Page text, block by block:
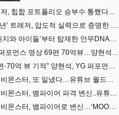
트레저, 힙합 포트폴리오 승부수 통했다…데뷔 6주년 새 도약
‘6주년’ 트레저, 압도적 실력으로 증명한 ‘YG의 보물’ 진가
‘서태지와 아이들’부터 탑재한 안무DNA…양현석, YG 퍼포먼스 비디오 70억 뷰 신화의 시작
YG 퍼포먼스 영상 69편 70억뷰…양현석 제작 철학 통했다
“69편·70억 뷰 기적” 양현석, YG 퍼포먼스 비디오 100% 직접 만든 이유
베이비몬스터, 또 일냈다…유튜브 월드와이드 1위
베이비몬스터, 뱀파이어 파격 변신..유튜브 트렌딩 1위 직행
베이비몬스터, 뱀파이어로 변신…‘MOON’으로 찍은 3개월 프로젝트